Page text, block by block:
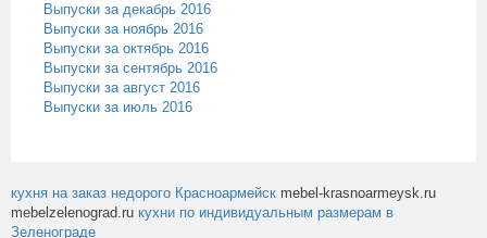
Выпуски за декабрь 2016
Выпуски за ноябрь 2016
Выпуски за октябрь 2016
Выпуски за сентябрь 2016
Выпуски за август 2016
Выпуски за июль 2016
кухня на заказ недорого Красноармейск mebel-krasnoarmeysk.ru
mebelzelenograd.ru кухни по индивидуальным размерам в
Зеленограде